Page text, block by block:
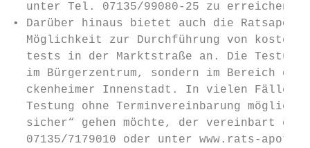
unter Tel. 07135/99080-25 zu erreichen.
• Darüber hinaus bietet auch die
Möglichkeit zur Durchführung von
tests in der Marktstraße an. Die
im Bürgerzentrum, sondern im Bereich
ckenheimer Innenstadt. In vielen Fällen
Testung ohne Terminvereinbarung
sicher“ gehen möchte, der vereinbart
07135/7179010 oder unter www.rats-